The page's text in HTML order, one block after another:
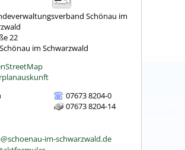
Schönau im
22
Schönau im Schwarzwald
07673 8204-0
07673 8204-14
im-schwarzwald.de